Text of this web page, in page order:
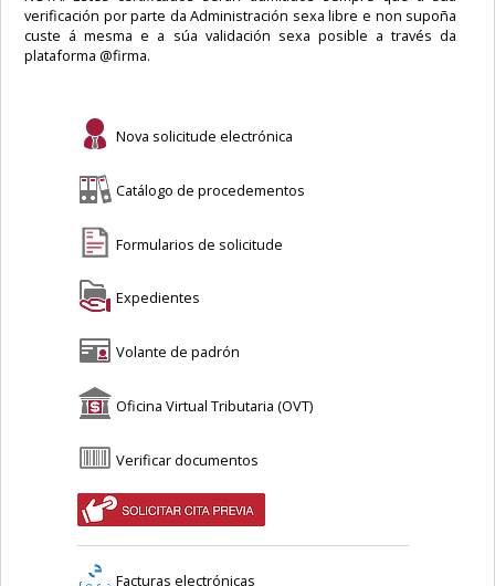
verificación por parte da Administración sexa libre e non supoña
custe á mesma e a súa validación sexa posible a través da
plataforma @firma.
Nova solicitude electrónica
Catálogo de procedementos
Formularios de solicitude
Expedientes
Volante de padrón
Oficina Virtual Tributaria (OVT)
Verificar documentos
Facturas electrónicas